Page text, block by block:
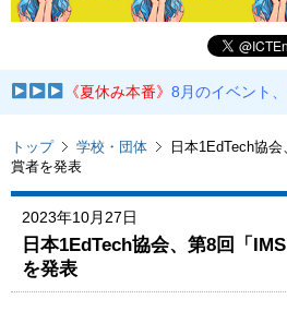
《夏休み本番》8月のイベント
トップ 学校・団体
日本1EdTech協
賞者を発表
2023年10月27日
日本1EdTech協会、第8回「
を発表